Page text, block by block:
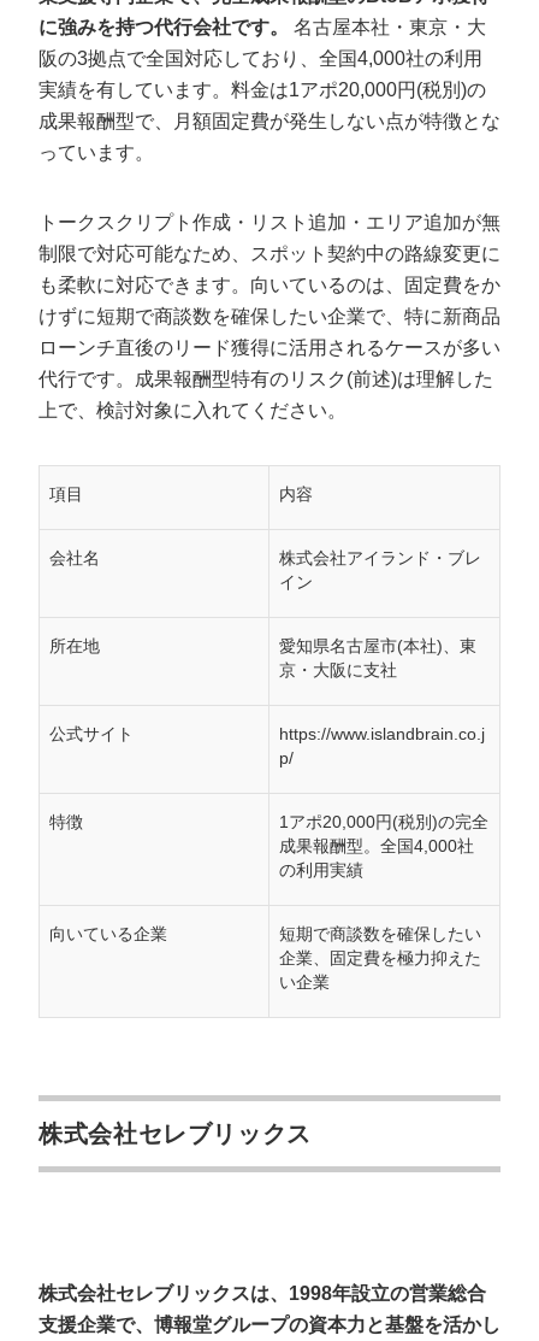
に強みを持つ代行会社です。
名古屋本社・東京・大
阪の3拠点で全国対応しており、全国4,000社の利用
実績を有しています。料金は1アポ20,000円(税別)の
成果報酬型で、月額固定費が発生しない点が特徴とな
っています。
トークスクリプト作成・リスト追加・エリア追加が無
制限で対応可能なため、スポット契約中の路線変更に
も柔軟に対応できます。向いているのは、固定費をか
けずに短期で商談数を確保したい企業で、特に新商品
ローンチ直後のリード獲得に活用されるケースが多い
代行です。成果報酬型特有のリスク(前述)は理解した
上で、検討対象に入れてください。
項目 内容
会社名
株式会社アイランド・ブレ
イン
所在地
愛知県名古屋市(本社)、東
京・大阪に支社
公式サイト
https://www.islandbrain.co.j
p/
特徴
1アポ20,000円(税別)の完全
成果報酬型。全国4,000社
の利用実績
向いている企業
短期で商談数を確保したい
企業、固定費を極力抑えた
い企業
株式会社セレブリックス
株式会社セレブリックスは、1998年設立の営業総合
支援企業で、博報堂グループの資本力と基盤を活かし